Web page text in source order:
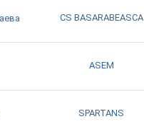
CS BASARABEASCA
ASEM
SPARTANS